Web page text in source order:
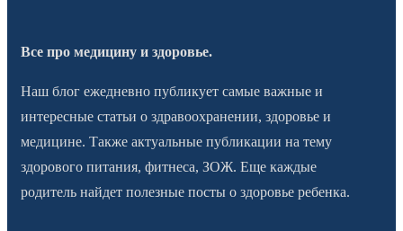
Все про медицину и здоровье.
Наш блог ежедневно публикует самые важные и
интересные статьи о здравоохранении, здоровье и
медицине. Также актуальные публикации на тему
здорового питания, фитнеса, ЗОЖ. Еще каждые
родитель найдет полезные посты о здоровье ребенка.